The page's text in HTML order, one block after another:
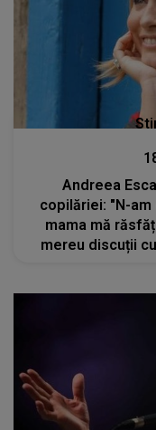
Andreea
copilăriei: "N-
mama mă
mereu discuții